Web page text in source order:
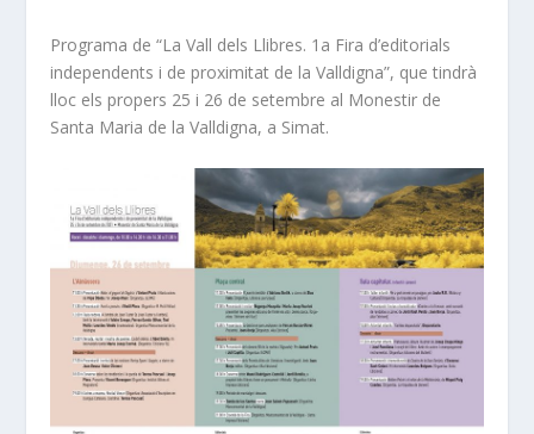
Programa de “La Vall dels Llibres. 1a Fira d’editorials
independents i de proximitat de la Valldigna”, que tindrà
lloc els propers 25 i 26 de setembre al Monestir de
Santa Maria de la Valldigna, a Simat.